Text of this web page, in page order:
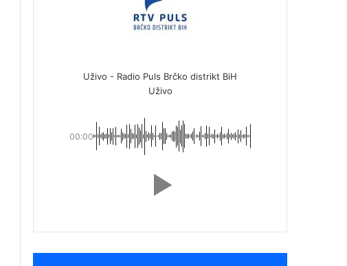
Uživo - Radio Puls Brčko distrikt BiH
Uživo
00:00